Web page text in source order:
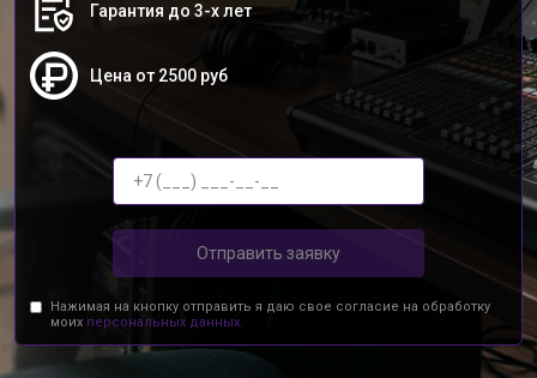
Гарантия до 3-х лет
Цена от 2500 руб
Отправить заявку
Нажимая на кнопку отправить я даю свое согласие на обработку
моих персональных данных.